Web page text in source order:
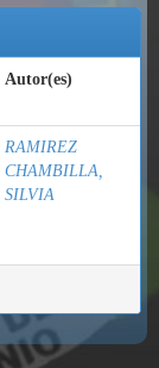
Autor(es)
RAMIREZ
CHAMBILLA,
SILVIA